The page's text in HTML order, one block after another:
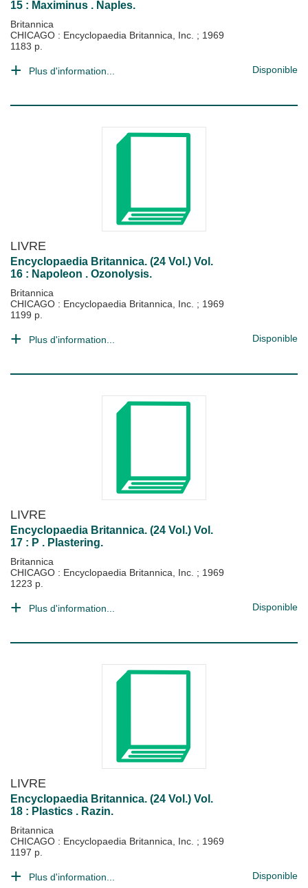
15 : Maximinus . Naples.
Britannica
CHICAGO : Encyclopaedia Britannica, Inc. ; 1969
1183 p.
Plus d'information... Disponible
LIVRE
Encyclopaedia Britannica. (24 Vol.) Vol.
16 : Napoleon . Ozonolysis.
Britannica
CHICAGO : Encyclopaedia Britannica, Inc. ; 1969
1199 p.
Plus d'information... Disponible
LIVRE
Encyclopaedia Britannica. (24 Vol.) Vol.
17 : P . Plastering.
Britannica
CHICAGO : Encyclopaedia Britannica, Inc. ; 1969
1223 p.
Plus d'information... Disponible
LIVRE
Encyclopaedia Britannica. (24 Vol.) Vol.
18 : Plastics . Razin.
Britannica
CHICAGO : Encyclopaedia Britannica, Inc. ; 1969
1197 p.
Plus d'information... Disponible